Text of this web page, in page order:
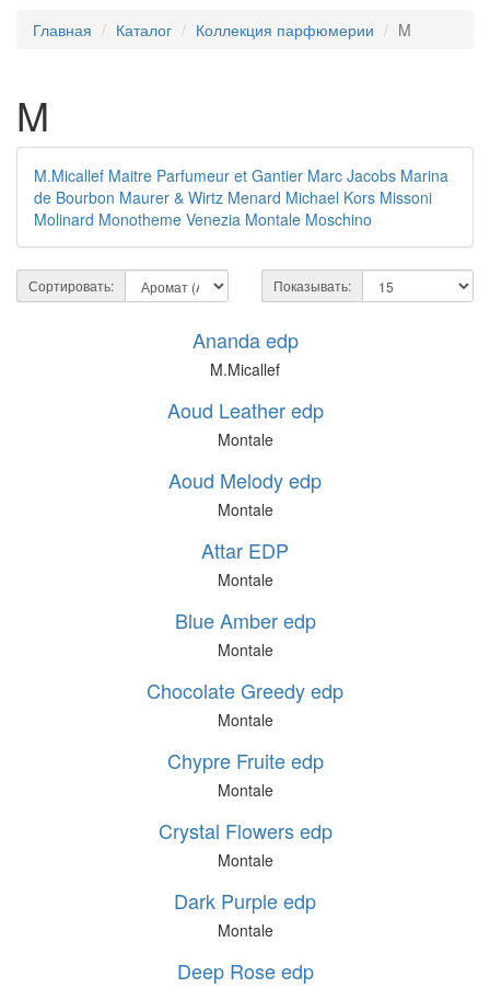
Главная
Каталог Коллекция парфюмерии M
M
M.Micallef Maitre Parfumeur et Gantier Marc Jacobs Marina
de Bourbon Maurer & Wirtz Menard Michael Kors Missoni
Molinard Monotheme Venezia Montale Moschino
Сортировать: Показывать:
Ananda edp
M.Micallef
Aoud Leather edp
Montale
Aoud Melody edp
Montale
Attar EDP
Montale
Blue Amber edp
Montale
Chocolate Greedy edp
Montale
Chypre Fruite edp
Montale
Crystal Flowers edp
Montale
Dark Purple edp
Montale
Deep Rose edp